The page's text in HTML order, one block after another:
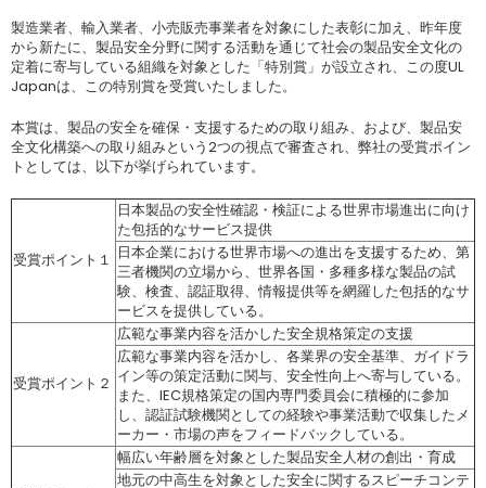
製造業者、輸入業者、小売販売事業者を対象にした表彰に加え、昨年度
から新たに、製品安全分野に関する活動を通じて社会の製品安全文化の
定着に寄与している組織を対象とした「特別賞」が設立され、この度UL
Japanは、この特別賞を受賞いたしました。
本賞は、製品の安全を確保・支援するための取り組み、および、製品安
全文化構築への取り組みという2つの視点で審査され、弊社の受賞ポイン
トとしては、以下が挙げられています。
受賞ポイント１
日本製品の安全性確認・検証による世界市場進出に向け
た包括的なサービス提供
日本企業における世界市場への進出を支援するため、第
三者機関の立場から、世界各国・多種多様な製品の試
験、検査、認証取得、情報提供等を網羅した包括的なサ
ービスを提供している。
受賞ポイント２
広範な事業内容を活かした安全規格策定の支援
広範な事業内容を活かし、各業界の安全基準、ガイドラ
イン等の策定活動に関与、安全性向上へ寄与している。
また、IEC規格策定の国内専門委員会に積極的に参加
し、認証試験機関としての経験や事業活動で収集したメ
ーカー・市場の声をフィードバックしている。
幅広い年齢層を対象とした製品安全人材の創出・育成
地元の中高生を対象とした安全に関するスピーチコンテ